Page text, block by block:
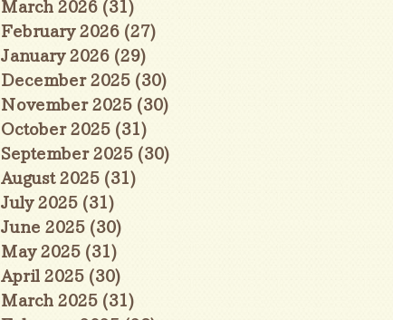
March 2026 (31)
February 2026 (27)
January 2026 (29)
December 2025 (30)
November 2025 (30)
October 2025 (31)
September 2025 (30)
August 2025 (31)
July 2025 (31)
June 2025 (30)
May 2025 (31)
April 2025 (30)
March 2025 (31)